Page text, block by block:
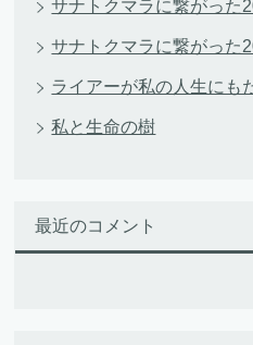
サナトクマラに繋がっ
サナトクマラに繋がっ
ライアーが私の人生にも
私と生命の樹
最近のコメント